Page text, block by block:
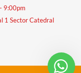
9:00pm
1 Sector Catedral